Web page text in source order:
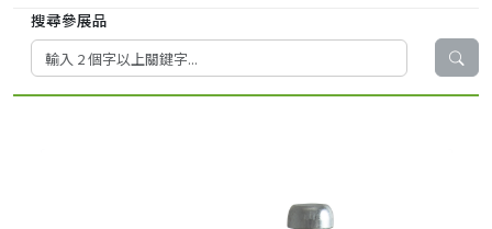
搜尋參展品